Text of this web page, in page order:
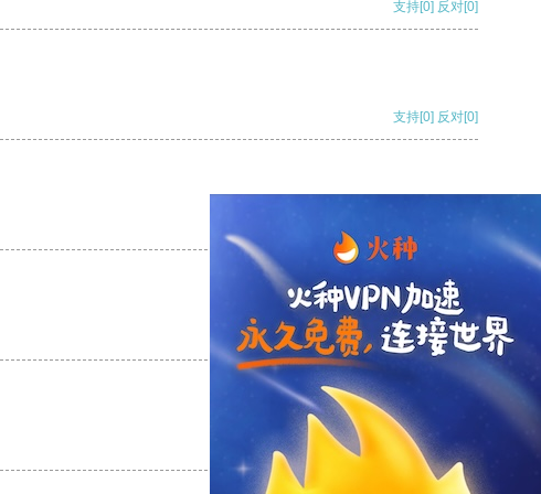
支持[0] 反对[0]
支持[0] 反对[0]
支持[0] 反对[0]
支持[0] 反对